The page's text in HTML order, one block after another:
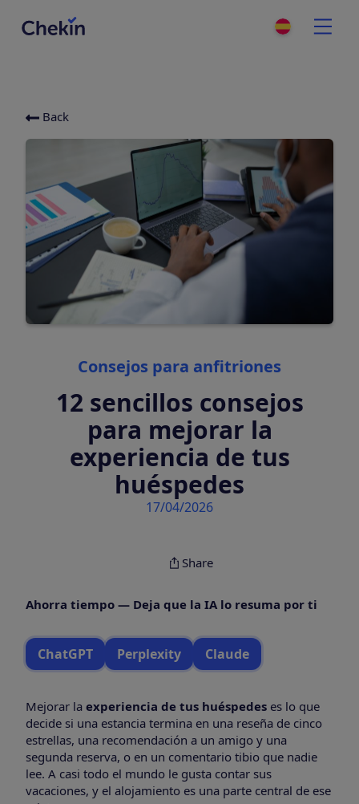
Back
Categories
Consejos para anfitriones
12 sencillos consejos
para mejorar la
experiencia de tus
huéspedes
17/04/2026
Share
Ahorra tiempo — Deja que la IA lo resuma por ti
ChatGPT Perplexity Claude
Mejorar la experiencia de tus huéspedes es lo que
decide si una estancia termina en una reseña de cinco
estrellas, una recomendación a un amigo y una
segunda reserva, o en un comentario tibio que nadie
lee. A casi todo el mundo le gusta contar sus
vacaciones, y el alojamiento es una parte central de ese